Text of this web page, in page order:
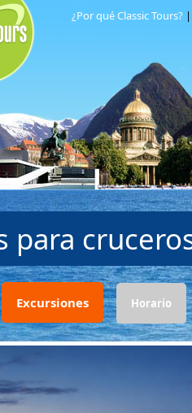
¿Por qué Classic Tours?
para
Excursiones Horario